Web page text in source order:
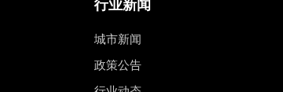
行业新闻
城市新闻
政策公告